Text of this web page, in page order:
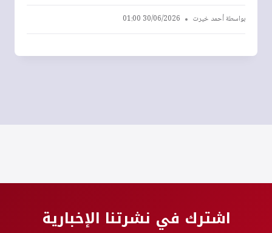
بواسطةأحمد خيرت 30/06/2026 01:00
اشترك في نشرتنا الإخبارية